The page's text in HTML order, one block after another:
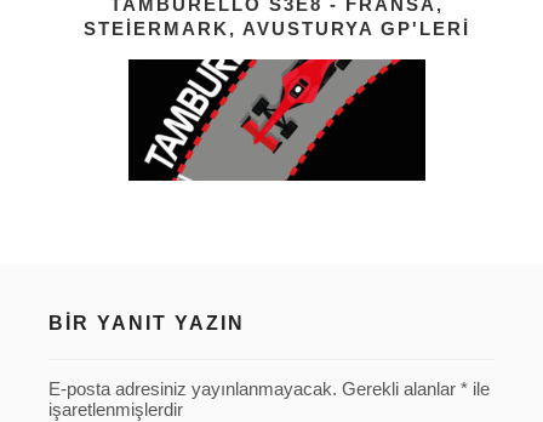
TAMBURELLO S3E8 - FRANSA,
STEIERMARK, AVUSTURYA GP'LERI
BIR YANIT YAZIN
E-posta adresiniz yayınlanmayacak. Gerekli alanlar * ile
işaretlenmişlerdir